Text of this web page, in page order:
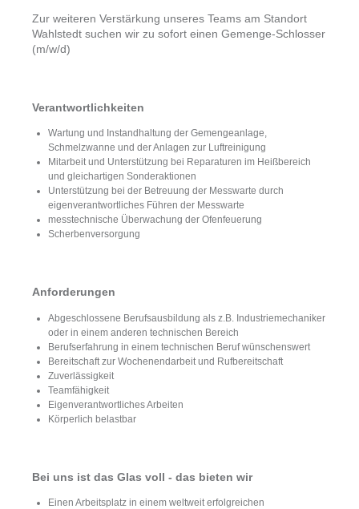
Zur weiteren Verstärkung unseres Teams am Standort
Wahlstedt suchen wir zu sofort einen Gemenge-Schlosser
(m/w/d)
Verantwortlichkeiten
Wartung und Instandhaltung der Gemengeanlage,
Schmelzwanne und der Anlagen zur Luftreinigung
Mitarbeit und Unterstützung bei Reparaturen im Heißbereich
und gleichartigen Sonderaktionen
Unterstützung bei der Betreuung der Messwarte durch
eigenverantwortliches Führen der Messwarte
messtechnische Überwachung der Ofenfeuerung
Scherbenversorgung
Anforderungen
Abgeschlossene Berufsausbildung als z.B. Industriemechaniker
oder in einem anderen technischen Bereich
Berufserfahrung in einem technischen Beruf wünschenswert
Bereitschaft zur Wochenendarbeit und Rufbereitschaft
Zuverlässigkeit
Teamfähigkeit
Eigenverantwortliches Arbeiten
Körperlich belastbar
Bei uns ist das Glas voll - das bieten wir
Einen Arbeitsplatz in einem weltweit erfolgreichen